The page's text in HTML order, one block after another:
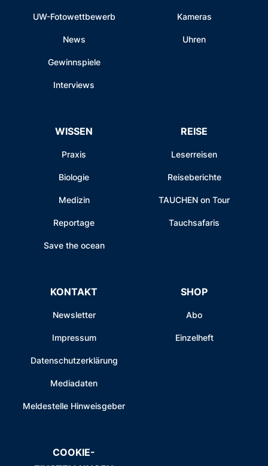
UW-Fotowettbewerb
News
Gewinnspiele
Interviews
Kameras
Uhren
WISSEN
Praxis
Biologie
Medizin
Reportage
Save the ocean
REISE
Leserreisen
Reiseberichte
TAUCHEN on Tour
Tauchsafaris
KONTAKT
Newsletter
Impressum
Datenschutzerklärung
Mediadaten
Meldestelle Hinweisgeber
SHOP
Abo
Einzelheft
COOKIE-